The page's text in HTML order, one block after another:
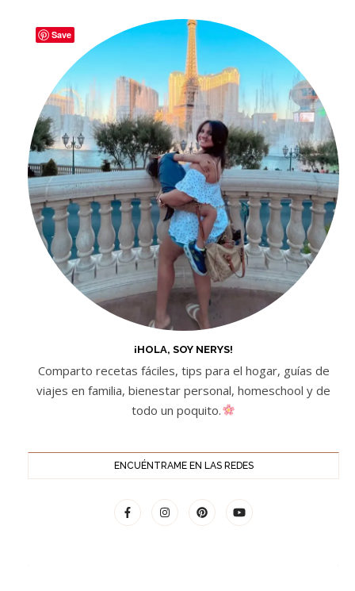
¡HOLA, SOY NERYS!
Comparto recetas fáciles, tips para el hogar, guías de
viajes en familia, bienestar personal, homeschool y de
todo un poquito.
ENCUÉNTRAME EN LAS REDES
Save